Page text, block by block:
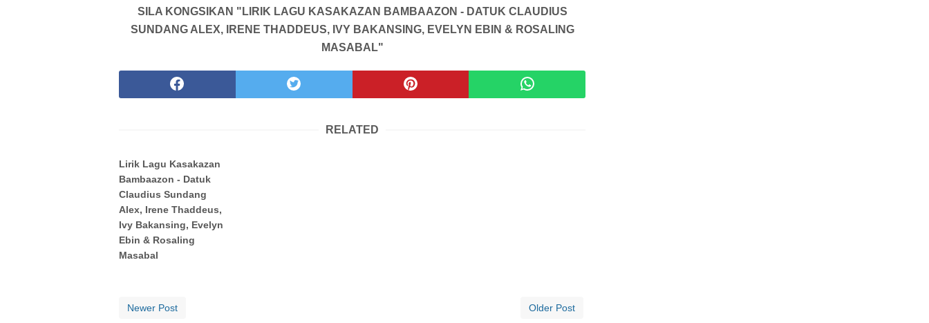
SILA KONGSIKAN "LIRIK LAGU KASAKAZAN BAMBAAZON - DATUK CLAUDIUS
SUNDANG ALEX, IRENE THADDEUS, IVY BAKANSING, EVELYN EBIN & ROSALING
MASABAL"
RELATED
Lirik Lagu Kasakazan
Bambaazon - Datuk
Claudius Sundang
Alex, Irene Thaddeus,
Ivy Bakansing, Evelyn
Ebin & Rosaling
Masabal
Newer Post Older Post